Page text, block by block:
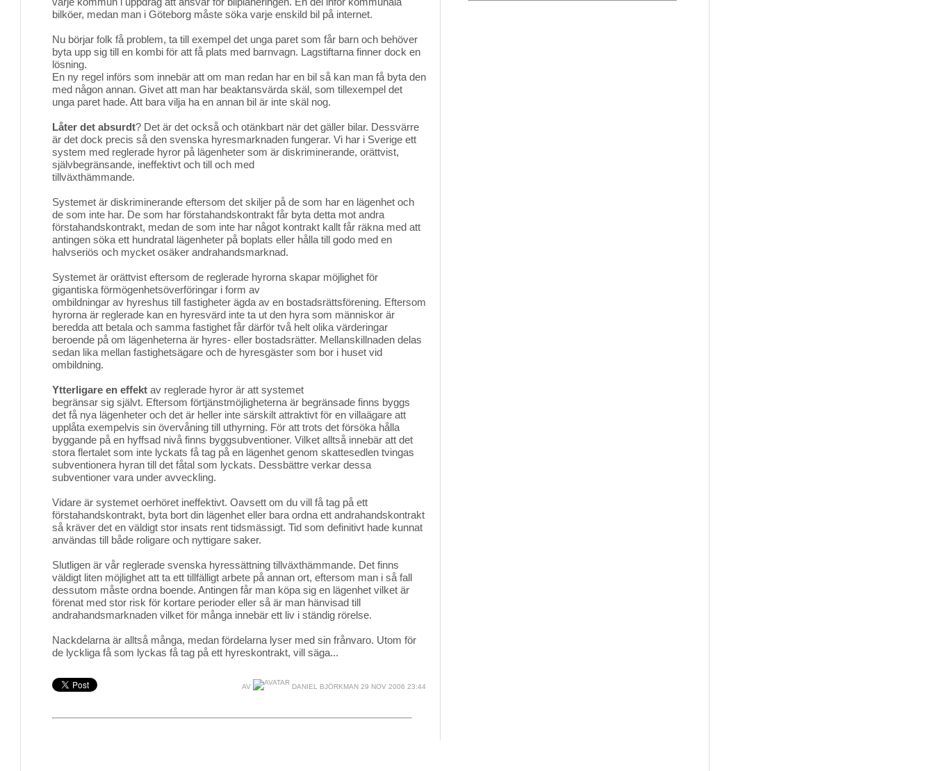
bilköer, medan man i Göteborg måste söka varje enskild bil på internet.
Nu börjar folk få problem, ta till exempel det unga paret som får barn och behöver
byta upp sig till en kombi för att få plats med barnvagn. Lagstiftarna finner dock en
lösning.
En ny regel införs som innebär att om man redan har en bil så kan man få byta den
med någon annan. Givet att man har beaktansvärda skäl, som tillexempel det
unga paret hade. Att bara vilja ha en annan bil är inte skäl nog.
Låter det absurdt? Det är det också och otänkbart när det gäller bilar. Dessvärre
är det dock precis så den svenska hyresmarknaden fungerar. Vi har i Sverige ett
system med reglerade hyror på lägenheter som är diskriminerande, orättvist,
självbegränsande, ineffektivt och till och med
tillväxthämmande.
Systemet är diskriminerande eftersom det skiljer på de som har en lägenhet och
de som inte har. De som har förstahandskontrakt får byta detta mot andra
förstahandskontrakt, medan de som inte har något kontrakt kallt får räkna med att
antingen söka ett hundratal lägenheter på boplats eller hålla till godo med en
halvseriös och mycket osäker andrahandsmarknad.
Systemet är orättvist eftersom de reglerade hyrorna skapar möjlighet för
gigantiska förmögenhetsöverföringar i form av
ombildningar av hyreshus till fastigheter ägda av en bostadsrättsförening. Eftersom
hyrorna är reglerade kan en hyresvärd inte ta ut den hyra som människor är
beredda att betala och samma fastighet får därför två helt olika värderingar
beroende på om lägenheterna är hyres- eller bostadsrätter. Mellanskillnaden delas
sedan lika mellan fastighetsägare och de hyresgäster som bor i huset vid
ombildning.
Ytterligare en effekt av reglerade hyror är att systemet
begränsar sig självt. Eftersom förtjänstmöjligheterna är begränsade finns byggs
det få nya lägenheter och det är heller inte särskilt attraktivt för en villaägare att
upplåta exempelvis sin övervåning till uthyrning. För att trots det försöka hålla
byggande på en hyffsad nivå finns byggsubventioner. Vilket alltså innebär att det
stora flertalet som inte lyckats få tag på en lägenhet genom skattesedlen tvingas
subventionera hyran till det fåtal som lyckats. Dessbättre verkar dessa
subventioner vara under avveckling.
Vidare är systemet oerhöret ineffektivt. Oavsett om du vill få tag på ett
förstahandskontrakt, byta bort din lägenhet eller bara ordna ett andrahandskontrakt
så kräver det en väldigt stor insats rent tidsmässigt. Tid som definitivt hade kunnat
användas till både roligare och nyttigare saker.
Slutligen är vår reglerade svenska hyressättning tillväxthämmande. Det finns
väldigt liten möjlighet att ta ett tillfälligt arbete på annan ort, eftersom man i så fall
dessutom måste ordna boende. Antingen får man köpa sig en lägenhet vilket är
förenat med stor risk för kortare perioder eller så är man hänvisad till
andrahandsmarknaden vilket för många innebär ett liv i ständig rörelse.
Nackdelarna är alltså många, medan fördelarna lyser med sin frånvaro. Utom för
de lyckliga få som lyckas få tag på ett hyreskontrakt, vill säga...
AV DANIEL BJÖRKMAN 29 NOV 2006 23:44